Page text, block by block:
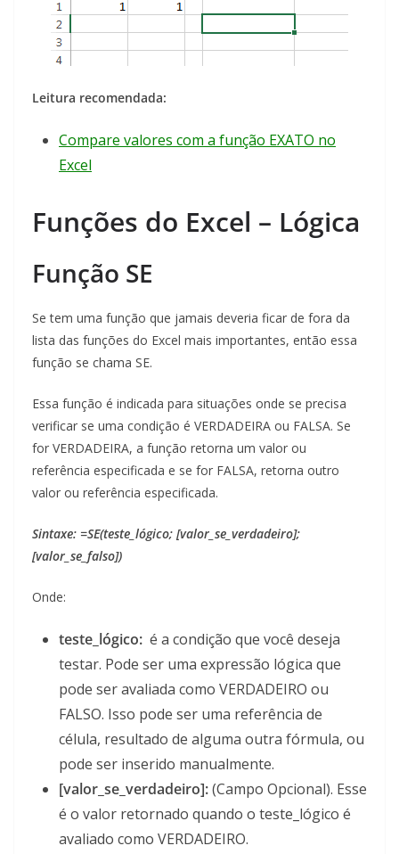
Leitura recomendada:
Compare valores com a função EXATO no
Excel
Funções do Excel – Lógica
Função SE
Se tem uma função que jamais deveria ficar de fora da
lista das funções do Excel mais importantes, então essa
função se chama SE.
Essa função é indicada para situações onde se precisa
verificar se uma condição é VERDADEIRA ou FALSA. Se
for VERDADEIRA, a função retorna um valor ou
referência especificada e se for FALSA, retorna outro
valor ou referência especificada.
Sintaxe: =SE(teste_lógico; [valor_se_verdadeiro];
[valor_se_falso])
Onde:
teste_lógico: é a condição que você deseja
testar. Pode ser uma expressão lógica que
pode ser avaliada como VERDADEIRO ou
FALSO. Isso pode ser uma referência de
célula, resultado de alguma outra fórmula, ou
pode ser inserido manualmente.
[valor_se_verdadeiro]:(Campo Opcional). Esse
é o valor retornado quando o teste_lógico é
avaliado como VERDADEIRO.